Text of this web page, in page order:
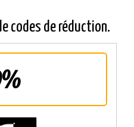
codes de réduction.